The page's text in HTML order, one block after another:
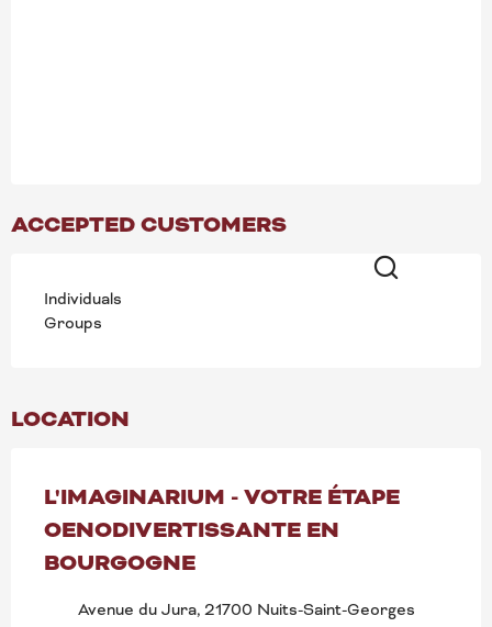
ACCEPTED CUSTOMERS
Individuals
Groups
LOCATION
L'IMAGINARIUM - VOTRE ÉTAPE
OENODIVERTISSANTE EN
BOURGOGNE
Avenue du Jura, 21700 Nuits-Saint-Georges